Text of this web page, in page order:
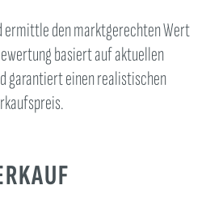
ermittle den marktgerechten Wert
basiert auf aktuellen
garantiert einen realistischen